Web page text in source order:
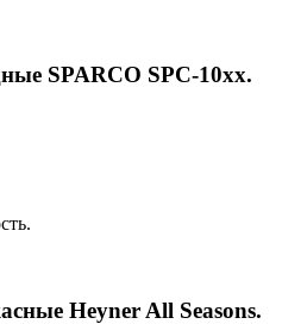
SPARCO SPC-10xx.
Heyner All Seasons.